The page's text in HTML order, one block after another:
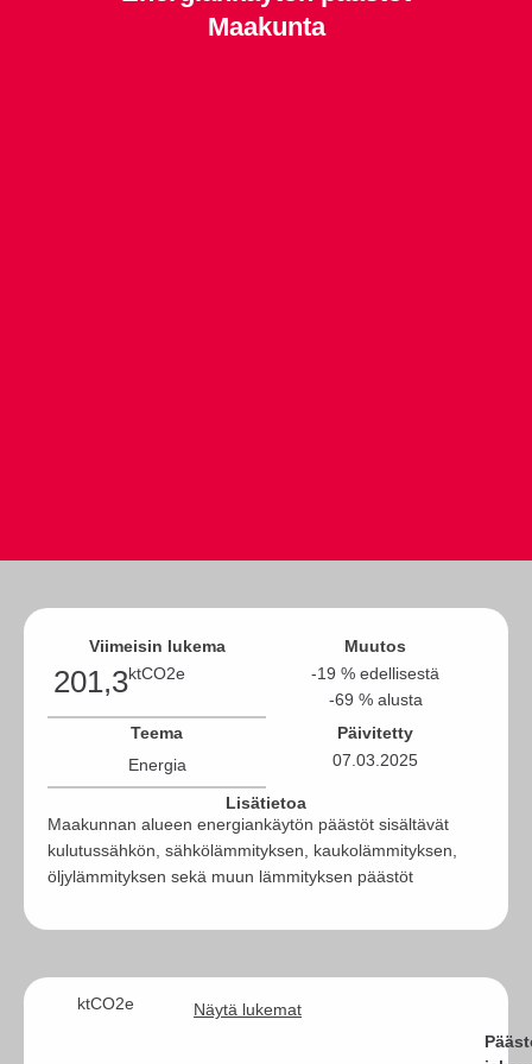
Maakunta
Viimeisin lukema
201,3ktCO2e
Muutos
-19 % edellisestä
-69 % alusta
Teema
Energia
Päivitetty
07.03.2025
Lisätietoa
Maakunnan alueen energiankäytön päästöt sisältävät
kulutussähkön, sähkölämmityksen, kaukolämmityksen,
öljylämmityksen sekä muun lämmityksen päästöt
ktCO2e
Näytä lukemat